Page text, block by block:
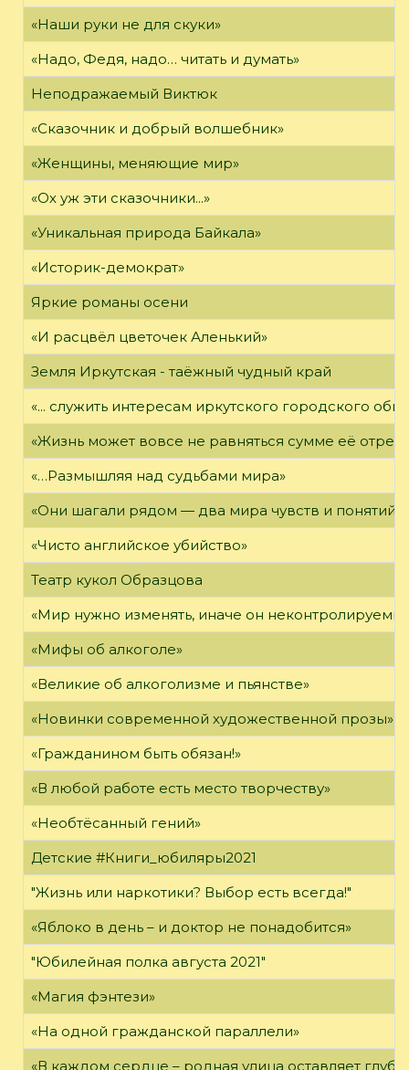
«Наши руки не для скуки»
«Надо, Федя, надо… читать и думать»
Неподражаемый Виктюк
«Сказочник и добрый волшебник»
«Женщины, меняющие мир»
«Ох уж эти сказочники...»
«Уникальная природа Байкала»
«Историк-демократ»
Яркие романы осени
«И расцвёл цветочек Аленький»
Земля Иркутская - таёжный чудный край
«... служить интересам иркутского городского
«Жизнь может вовсе не равняться сумме её
«…Размышляя над судьбами мира»
«Они шагали рядом — два мира чувств и понятий,
«Чисто английское убийство»
Театр кукол Образцова
«Мир нужно изменять, иначе он
«Мифы об алкоголе»
«Великие об алкоголизме и пьянстве»
«Новинки современной художественной прозы»
«Гражданином быть обязан!»
«В любой работе есть место творчеству»
«Необтёсанный гений»
Детские #Книги_юбиляры2021
"Жизнь или наркотики? Выбор есть всегда!"
«Яблоко в день – и доктор не понадобится»
"Юбилейная полка августа 2021"
«Магия фэнтези»
«На одной гражданской параллели»
«В каждом сердце – родная улица оставляет